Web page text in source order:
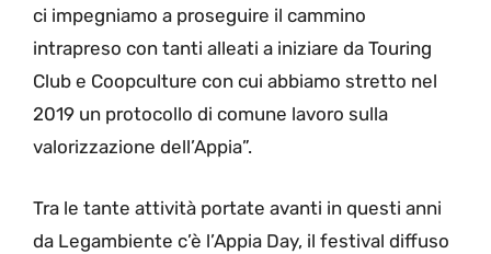
ci impegniamo a proseguire il cammino
intrapreso con tanti alleati a iniziare da Touring
Club e Coopculture con cui abbiamo stretto nel
2019 un protocollo di comune lavoro sulla
valorizzazione dell’Appia”.
Tra le tante attività portate avanti in questi anni
da Legambiente c’è l’Appia Day, il festival diffuso